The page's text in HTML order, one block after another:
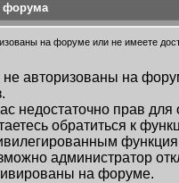
форума
на форуме или не имеете
авторизованы на
недостаточно прав
обратиться к
администратор
на форуме.